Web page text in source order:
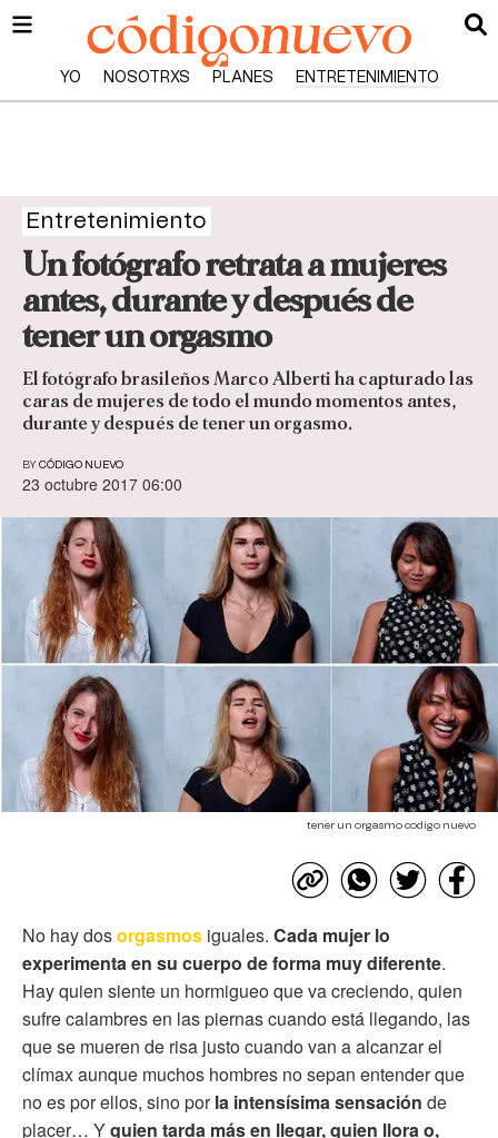
YO NOSOTRXS PLANES ENTRETENIMIENTO
Entretenimiento
Un fotógrafo retrata a mujeres
antes, durante y después de
tener un orgasmo
El fotógrafo brasileños Marco Alberti ha capturado las
caras de mujeres de todo el mundo momentos antes,
durante y después de tener un orgasmo.
BY CÓDIGO NUEVO
23 octubre 2017 06:00
tener un orgasmo codigo nuevo
No hay dosorgasmos iguales. Cada mujer lo
experimenta en su cuerpo de forma muy diferente.
Hay quien siente un hormigueo que va creciendo, quien
sufre calambres en las piernas cuando está llegando, las
que se mueren de risa justo cuando van a alcanzar el
clímax aunque muchos hombres no sepan entender que
no es por ellos, sino porla intensísima sensación de
placer… Yquien tarda más en llegar, quien llora o,